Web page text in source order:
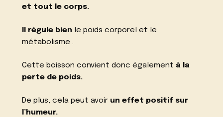
et tout le corps.
Il régule bien le poids corporel et le
métabolisme .
Cette boisson convient donc également à la
perte de poids.
De plus, cela peut avoir un effet positif sur
l’humeur.